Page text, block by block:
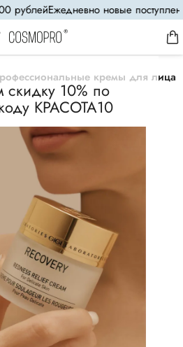
10% по
КРАСОТА10
Ежедневно новые поступления
кремы для лица